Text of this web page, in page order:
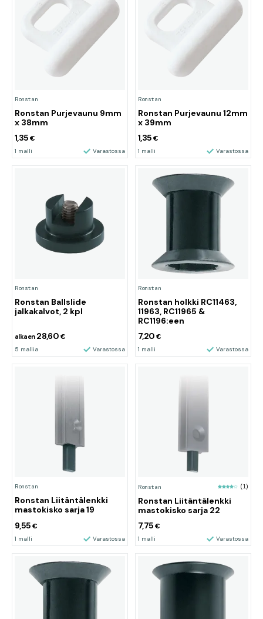
Ronstan
Ronstan Purjevaunu 9mm
x 38mm
1,35€
1 malli Varastossa
Ronstan
Ronstan Purjevaunu 12mm
x 39mm
1,35€
1 malli Varastossa
Ronstan
Ronstan Ballslide
jalkakalvot, 2 kpl
alkaen 28,60 €
5 mallia Varastossa
Ronstan
Ronstan holkki RC11463,
11963, RC11965 &
RC1196:een
7,20€
1 malli Varastossa
Ronstan
Ronstan Liitäntälenkki
mastokisko sarja 19
9,55€
1 malli Varastossa
Ronstan (1)
Ronstan Liitäntälenkki
mastokisko sarja 22
7,75€
1 malli Varastossa